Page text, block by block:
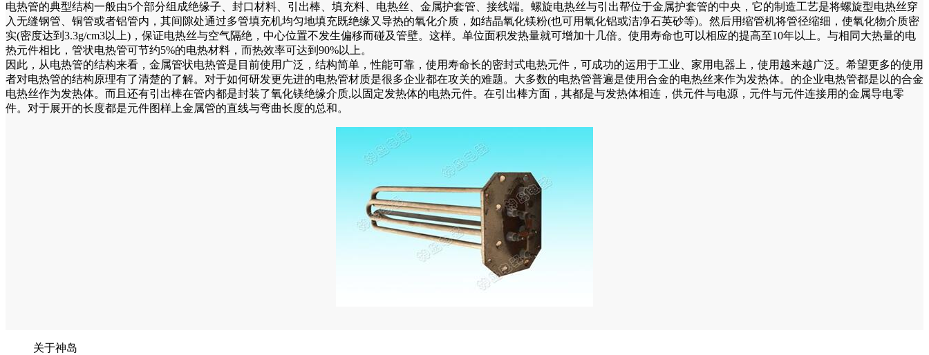
电热管的典型结构一般由5个部分组成绝缘子、封口材料、引出棒、填充料、电热丝、金属护套管、接线端。螺旋电热丝与引出帮位于金属护套管的中央，它的制造工艺是将螺旋型电热丝穿
入无缝钢管、铜管或者铝管内，其间隙处通过多管填充机均匀地填充既绝缘又导热的氧化介质，如结晶氧化镁粉(也可用氧化铝或洁净石英砂等)。然后用缩管机将管径缩细，使氧化物介质密
实(密度达到3.3g/cm3以上)，保证电热丝与空气隔绝，中心位置不发生偏移而碰及管壁。这样。单位面积发热量就可增加十几倍。使用寿命也可以相应的提高至10年以上。与相同大热量的电
热元件相比，管状电热管可节约5%的电热材料，而热效率可达到90%以上。
因此，从电热管的结构来看，金属管状电热管是目前使用广泛，结构简单，性能可靠，使用寿命长的密封式电热元件，可成功的运用于工业、家用电器上，使用越来越广泛。希望更多的使用
者对电热管的结构原理有了清楚的了解。对于如何研发更先进的电热管材质是很多企业都在攻关的难题。大多数的电热管普遍是使用合金的电热丝来作为发热体。的企业电热管都是以的合金
电热丝作为发热体。而且还有引出棒在管内都是封装了氧化镁绝缘介质,以固定发热体的电热元件。在引出棒方面，其都是与发热体相连，供元件与电源，元件与元件连接用的金属导电零
件。对于展开的长度都是元件图样上金属管的直线与弯曲长度的总和。
关于神岛